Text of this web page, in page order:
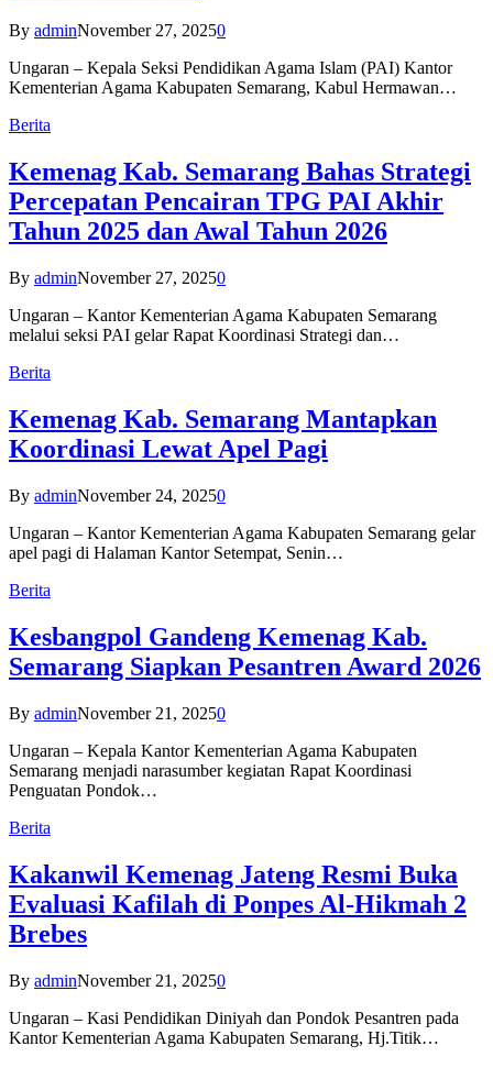
By adminNovember 27, 20250
Ungaran – Kepala Seksi Pendidikan Agama Islam (PAI) Kantor
Kementerian Agama Kabupaten Semarang, Kabul Hermawan…
Berita
Kemenag Kab. Semarang Bahas Strategi
Percepatan Pencairan TPG PAI Akhir
Tahun 2025 dan Awal Tahun 2026
By adminNovember 27, 20250
Ungaran – Kantor Kementerian Agama Kabupaten Semarang
melalui seksi PAI gelar Rapat Koordinasi Strategi dan…
Berita
Kemenag Kab. Semarang Mantapkan
Koordinasi Lewat Apel Pagi
By adminNovember 24, 20250
Ungaran – Kantor Kementerian Agama Kabupaten Semarang gelar
apel pagi di Halaman Kantor Setempat, Senin…
Berita
Kesbangpol Gandeng Kemenag Kab.
Semarang Siapkan Pesantren Award 2026
By adminNovember 21, 20250
Ungaran – Kepala Kantor Kementerian Agama Kabupaten
Semarang menjadi narasumber kegiatan Rapat Koordinasi
Penguatan Pondok…
Berita
Kakanwil Kemenag Jateng Resmi Buka
Evaluasi Kafilah di Ponpes Al-Hikmah 2
Brebes
By adminNovember 21, 20250
Ungaran – Kasi Pendidikan Diniyah dan Pondok Pesantren pada
Kantor Kementerian Agama Kabupaten Semarang, Hj.Titik…